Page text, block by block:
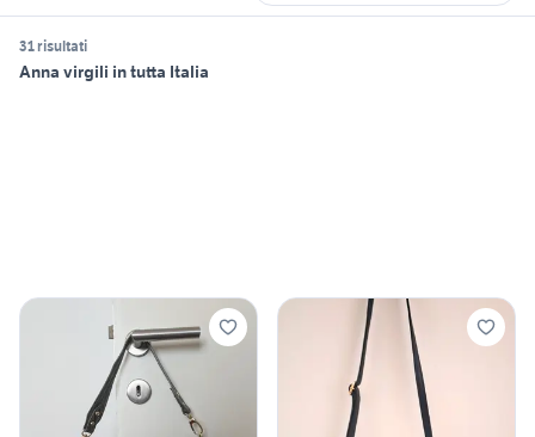
31 risultati
Anna virgili in tutta Italia